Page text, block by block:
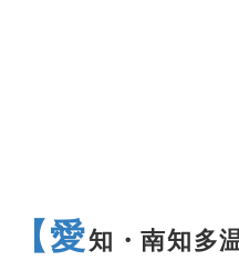
【愛知・南知多